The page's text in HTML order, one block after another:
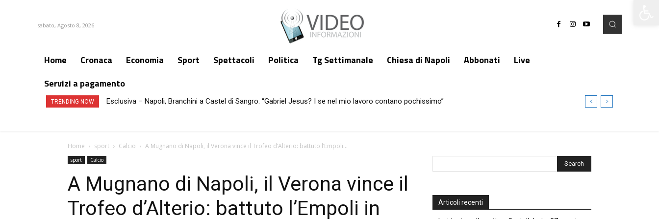
sabato, Agosto 8, 2026
Home Cronaca Economia Sport Spettacoli Politica Tg Settimanale Chiesa di Napoli Abbonati
Live
Servizi a pagamento
TRENDING NOW Esclusiva – Napoli, Branchini a Castel di Sangro: “Gabriel Jesus? I se nel mio lavoro contano pochissimo”
Portici, uomo e donna trovati morti in casa
Home sport Calcio A Mugnano di Napoli, il Verona vince il Trofeo d’Alterio: battuto l’Empoli...
sport Calcio
A Mugnano di Napoli, il Verona vince il
Trofeo d’Alterio: battuto l’Empoli in
Articoli recenti